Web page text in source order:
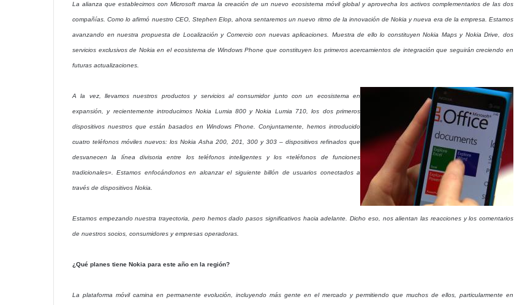
La alianza que establecimos con Microsoft marca la creación de un nuevo ecosistema móvil global y aprovecha los activos complementarios de las dos
compañías. Como lo afirmó nuestro CEO, Stephen Elop, ahora sentaremos un nuevo ritmo de la innovación de Nokia y nueva era de la empresa. Estamos
avanzando en nuestra propuesta de Localización y Comercio con nuevas aplicaciones. Muestra de ello lo constituyen Nokia Maps y Nokia Drive, dos
servicios exclusivos de Nokia en el ecosistema de Windows Phone que constituyen los primeros acercamientos de integración que seguirán creciendo en
futuras actualizaciones.
A la vez, llevamos nuestros productos y servicios al consumidor junto con un ecosistema en
expansión, y recientemente introducimos Nokia Lumia 800 y Nokia Lumia 710, los dos primeros
dispositivos nuestros que están basados en Windows Phone. Conjuntamente, hemos introducido
cuatro teléfonos móviles nuevos: los Nokia Asha 200, 201, 300 y 303 – dispositivos refinados que
desvanecen la línea divisoria entre los teléfonos inteligentes y los «teléfonos de funciones
tradicionales». Estamos enfocándonos en alcanzar el siguiente billón de usuarios conectados a
través de dispositivos Nokia.
Estamos empezando nuestra trayectoria, pero hemos dado pasos significativos hacia adelante. Dicho eso, nos alientan las reacciones y los comentarios
de nuestros socios, consumidores y empresas operadoras.
¿Qué planes tiene Nokia para este año en la región?
La plataforma móvil camina en permanente evolución, incluyendo más gente en el mercado y permitiendo que muchos de ellos, particularmente en